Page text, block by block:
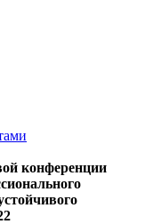
конференции